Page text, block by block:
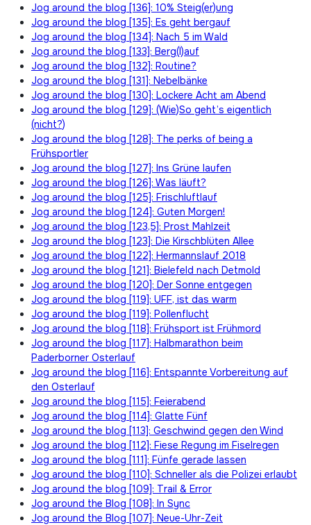
Jog around the blog [136]: 10% Steig(er)ung
Jog around the blog [135]: Es geht bergauf
Jog around the blog [134]: Nach 5 im Wald
Jog around the blog [133]: Berg(l)auf
Jog around the blog [132]: Routine?
Jog around the blog [131]: Nebelbänke
Jog around the blog [130]: Lockere Acht am Abend
Jog around the blog [129]: (Wie)So geht’s eigentlich
(nicht?)
Jog around the blog [128]: The perks of being a
Frühsportler
Jog around the blog [127]: Ins Grüne laufen
Jog around the blog [126]: Was läuft?
Jog around the blog [125]: Frischluftlauf
Jog around the blog [124]: Guten Morgen!
Jog around the blog [123,5]: Prost Mahlzeit
Jog around the blog [123]: Die Kirschblüten Allee
Jog around the blog [122]: Hermannslauf 2018
Jog around the blog [121]: Bielefeld nach Detmold
Jog around the blog [120]: Der Sonne entgegen
Jog around the blog [119]: UFF, ist das warm
Jog around the blog [119]: Pollenflucht
Jog around the blog [118]: Frühsport ist Frühmord
Jog around the blog [117]: Halbmarathon beim
Paderborner Osterlauf
Jog around the blog [116]: Entspannte Vorbereitung auf
den Osterlauf
Jog around the blog [115]: Feierabend
Jog around the blog [114]: Glatte Fünf
Jog around the blog [113]: Geschwind gegen den Wind
Jog around the blog [112]: Fiese Regung im Fiselregen
Jog around the blog [111]: Fünfe gerade lassen
Jog around the blog [110]: Schneller als die Polizei erlaubt
Jog around the blog [109]: Trail & Error
Jog around the Blog [108]: In Sync
Jog around the Blog [107]: Neue-Uhr-Zeit